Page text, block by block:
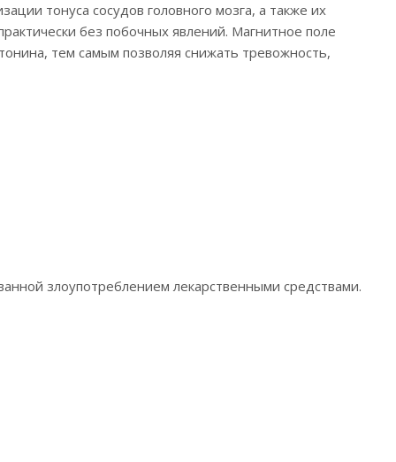
тонуса сосудов головного мозга, а также их
без побочных явлений. Магнитное поле
тем самым позволяя снижать тревожность,
злоупотреблением лекарственными средствами.